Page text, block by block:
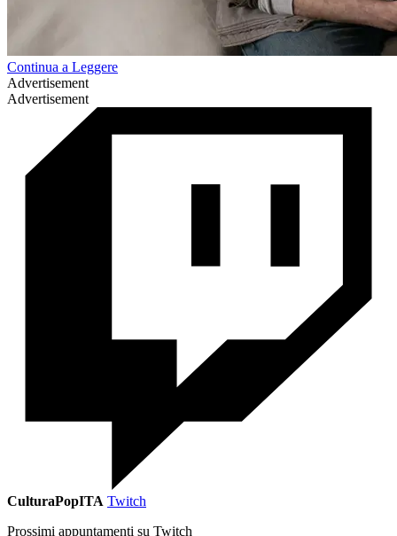
Continua a Leggere
Advertisement
Advertisement
CulturaPopITA Twitch
Prossimi appuntamenti su Twitch